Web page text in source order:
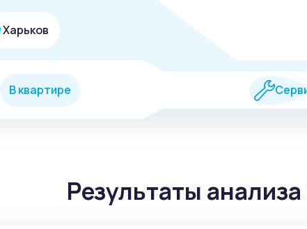
Харьков
В квартире
Результаты